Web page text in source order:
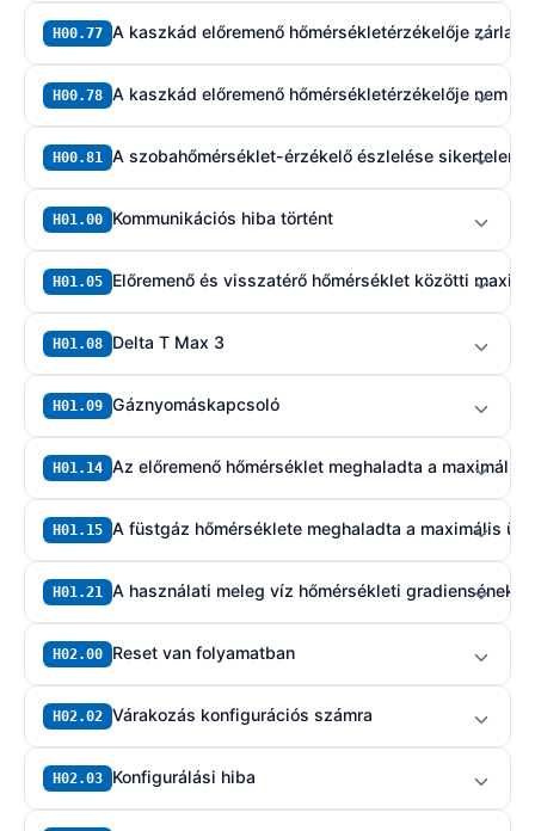
H00.77 A kaszkád előremenő hőmérsékletérzékelője
H00.78 A kaszkád előremenő hőmérsékletérzékelője nem
H00.81 A szobahőmérséklet-érzékelő észlelése sikertelen
H01.00 Kommunikációs hiba történt
H01.05 Előremenő és visszatérő hőmérséklet közötti
H01.08 Delta T Max 3
H01.09 Gáznyomáskapcsoló
H01.14 Az előremenő hőmérséklet meghaladta a maximális
H01.15 A füstgáz hőmérséklete meghaladta a maximális
H01.21 A használati meleg víz hőmérsékleti gradiensének
H02.00 Reset van folyamatban
H02.02 Várakozás konfigurációs számra
H02.03 Konfigurálási hiba